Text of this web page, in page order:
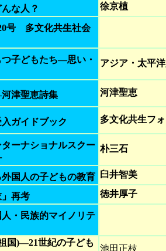
な人？ 徐京植
号 多文化共生社会
子どもたち―思い・
アジア・太平
津聖恵詩集 河津聖恵
ガイドブック 多文化共生フ
ーナショナルスクー 朴三石
国人の子どもの教育 臼井智美
」再考 徳井厚子
・民族的マイノリテ
国)―21世紀の子ども
池田正枝